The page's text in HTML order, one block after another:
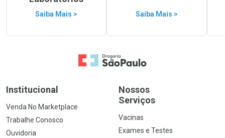
Saiba Mais > Saiba Mais >
Ir para a Home
Institucional
Venda No Marketplace
Trabalhe Conosco
Ouvidoria
Nossos
Serviços
Vacinas
Exames e Testes